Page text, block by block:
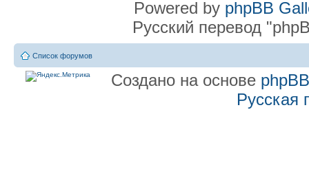
Powered by phpBB
Русский перевод
Список форумов
Создано на основе phpBB
Русская